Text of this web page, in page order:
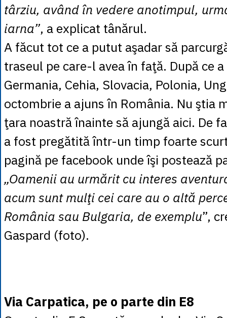
târziu, având în vedere anotimpul,
iarna”, a explicat tânărul.
A făcut tot ce a putut aşadar să
traseul pe care-l avea în faţă. După ce
Germania, Cehia, Slovacia, Polonia,
octombrie a ajuns în România. Nu ştia
ţara noastră înainte să ajungă aici. De
a fost pregătită într-un timp foarte
pagină pe facebook unde îşi postează
„Oamenii au urmărit cu interes
acum sunt mulţi cei care au o altă
România sau Bulgaria, de exemplu”,
Gaspard (foto).
Via Carpatica, pe o parte din E8